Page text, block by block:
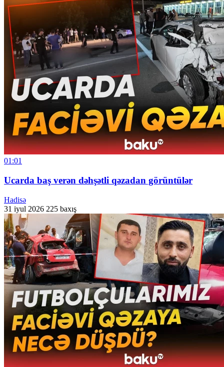
01:01
Ucarda baş verən dəhşətli qəzadan görüntülər
Hadisə
31 iyul 2026 225 baxış